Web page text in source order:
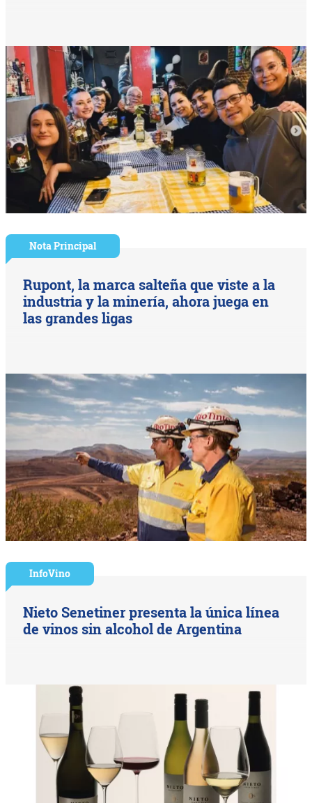
Nota Principal
Rupont, la marca salteña que viste a la
industria y la minería, ahora juega en
las grandes ligas
InfoVino
Nieto Senetiner presenta la única línea
de vinos sin alcohol de Argentina